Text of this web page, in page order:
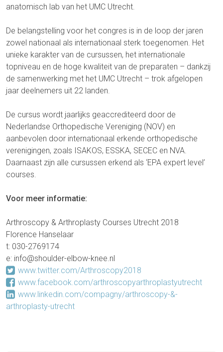
anatomisch lab van het UMC Utrecht.
De belangstelling voor het congres is in de loop der jaren
zowel nationaal als internationaal sterk toegenomen. Het
unieke karakter van de cursussen, het internationale
topniveau en de hoge kwaliteit van de preparaten – dankzij
de samenwerking met het UMC Utrecht – trok afgelopen
jaar deelnemers uit 22 landen.
De cursus wordt jaarlijks geaccrediteerd door de
Nederlandse Orthopedische Vereniging (NOV) en
aanbevolen door internationaal erkende orthopedische
verenigingen, zoals ISAKOS, ESSKA, SECEC en NVA.
Daarnaast zijn alle cursussen erkend als ‘EPA expert level’
courses.
Voor meer informatie:
Arthroscopy & Arthroplasty Courses Utrecht 2018
Florence Hanselaar
t: 030-2769174
e: info@shoulder-elbow-knee.nl
www.twitter.com/Arthroscopy2018
www.facebook.com/arthroscopyarthroplastyutrecht
www.linkedin.com/compagny/arthroscopy-&-
arthroplasty-utrecht